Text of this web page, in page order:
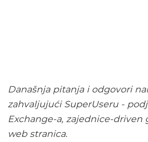
Današnja pitanja i odgovori
zahvaljujući SuperUseru -
Exchange-a, zajednice-driven
web stranica.